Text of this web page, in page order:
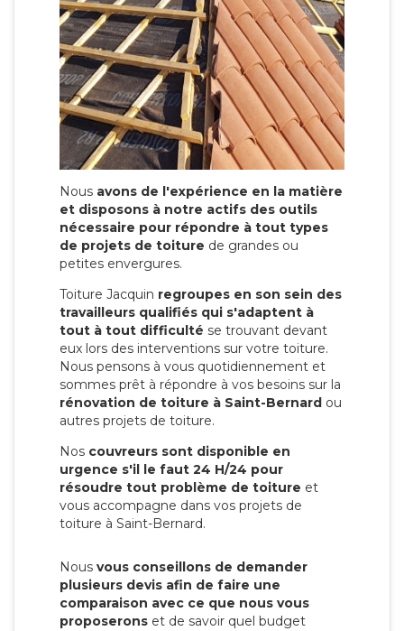
Nous avons de l'expérience en la matière
et disposons à notre actifs des outils
nécessaire pour répondre à tout types
de projets de toiture de grandes ou
petites envergures.
Toiture Jacquin regroupes en son sein des
travailleurs qualifiés qui s'adaptent à
tout à tout difficulté se trouvant devant
eux lors des interventions sur votre toiture.
Nous pensons à vous quotidiennement et
sommes prêt à répondre à vos besoins sur la
rénovation de toiture à Saint-Bernard ou
autres projets de toiture.
Nos couvreurs sont disponible en
urgence s'il le faut 24 H/24 pour
résoudre tout problème de toiture et
vous accompagne dans vos projets de
toiture à Saint-Bernard.
Nous vous conseillons de demander
plusieurs devis afin de faire une
comparaison avec ce que nous vous
proposerons et de savoir quel budget